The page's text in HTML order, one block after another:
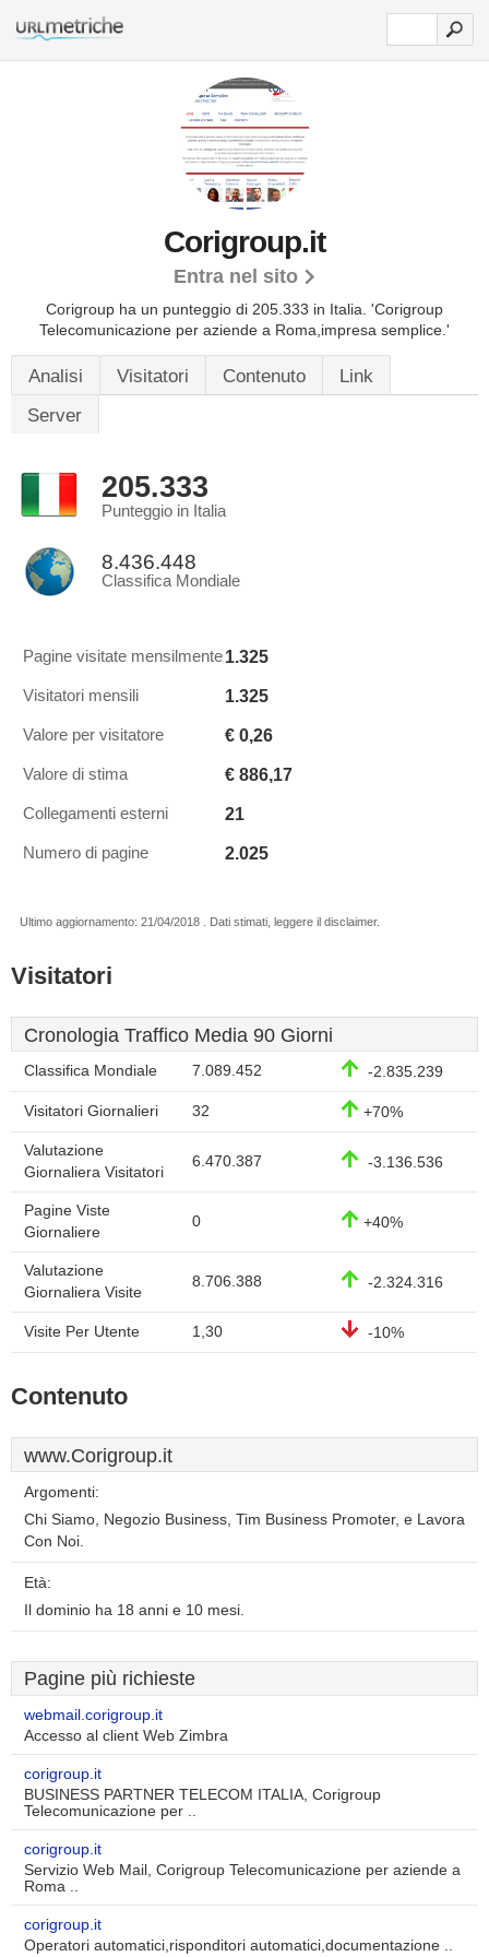
Corigroup.it
Entra nel sito
Corigroup ha un punteggio di 205.333 in Italia. 'Corigroup
Telecomunicazione per aziende a Roma,impresa semplice.'
Analisi Visitatori Contenuto
Link
Server
205.333
Punteggio in Italia
8.436.448
Classifica Mondiale
Pagine visitate mensilmente1.325
Visitatori mensili 1.325
Valore per visitatore € 0,26
Valore di stima € 886,17
Collegamenti esterni 21
Numero di pagine 2.025
Ultimo aggiornamento: 21/04/2018 . Dati stimati, leggere il disclaimer.
Visitatori
Cronologia Traffico Media 90 Giorni
Classifica Mondiale 7.089.452 -2.835.239
Visitatori Giornalieri 32 +70%
Valutazione
Giornaliera Visitatori
6.470.387 -3.136.536
Pagine Viste
Giornaliere
0 +40%
Valutazione
Giornaliera Visite
8.706.388 -2.324.316
Visite Per Utente 1,30 -10%
Contenuto
www.Corigroup.it
Argomenti:
Chi Siamo, Negozio Business, Tim Business Promoter, e Lavora
Con Noi.
Età:
Il dominio ha 18 anni e 10 mesi.
Pagine più richieste
webmail.corigroup.it
Accesso al client Web Zimbra
corigroup.it
BUSINESS PARTNER TELECOM ITALIA, Corigroup
Telecomunicazione per ..
corigroup.it
Servizio Web Mail, Corigroup Telecomunicazione per aziende a
Roma ..
corigroup.it
Operatori automatici,risponditori automatici,documentazione ..